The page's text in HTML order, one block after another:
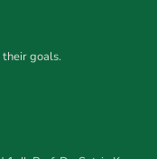
goals.